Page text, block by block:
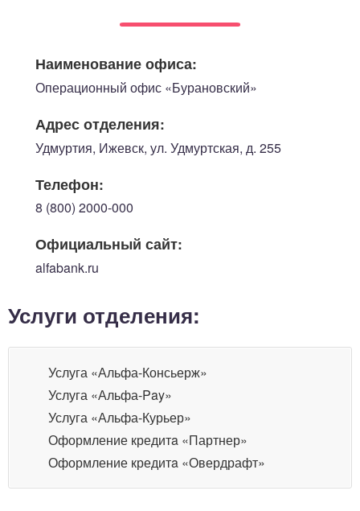
Наименование офиса:
Операционный офис «Бурановский»
Адрес отделения:
Удмуртия, Ижевск, ул. Удмуртская, д. 255
Телефон:
8 (800) 2000-000
Официальный сайт:
alfabank.ru
Услуги отделения:
Услуга «Альфа-Консьерж»
Услуга «Альфа-Pay»
Услуга «Альфа-Курьер»
Оформление кредитa «Партнер»
Оформление кредитa «Овердрафт»